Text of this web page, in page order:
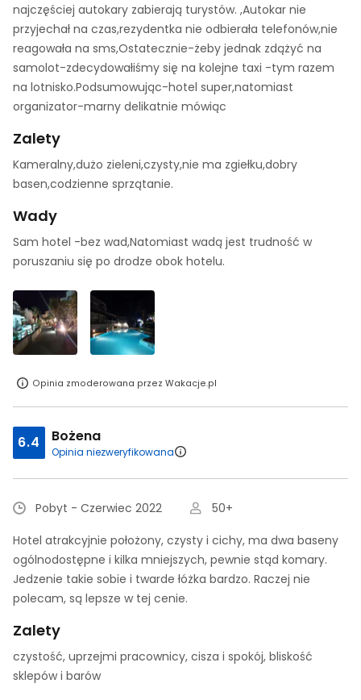
najczęściej autokary zabierają turystów. ,Autokar nie
przyjechał na czas,rezydentka nie odbierała telefonów,nie
reagowała na sms,Ostatecznie-żeby jednak zdążyć na
samolot-zdecydowałiśmy się na kolejne taxi -tym razem
na lotnisko.Podsumowując-hotel super,natomiast
organizator-marny delikatnie mówiąc
Zalety
Kameralny,dużo zieleni,czysty,nie ma zgiełku,dobry
basen,codzienne sprzątanie.
Wady
Sam hotel -bez wad,Natomiast wadą jest trudność w
poruszaniu się po drodze obok hotelu.
Opinia zmoderowana przez Wakacje.pl
6.4 Bożena
Opinia niezweryfikowana
Pobyt - Czerwiec 2022
50+
Hotel atrakcyjnie położony, czysty i cichy, ma dwa baseny
ogólnodostępne i kilka mniejszych, pewnie stąd komary.
Jedzenie takie sobie i twarde łóżka bardzo. Raczej nie
polecam, są lepsze w tej cenie.
Zalety
czystość, uprzejmi pracownicy, cisza i spokój, bliskość
sklepów i barów